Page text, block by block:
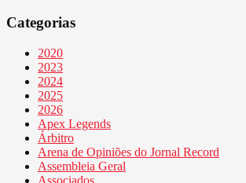
Categorias
2020
2023
2024
2025
2026
Apex Legends
Árbitro
Arena de Opiniões do Jornal Record
Assembleia Geral
Associados